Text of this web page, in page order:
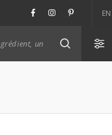
EN